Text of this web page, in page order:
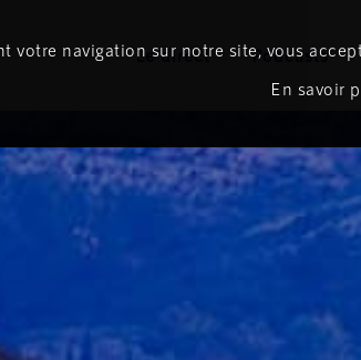
Le direct Podcasts
votre navigation sur notre site, vous
En savoir